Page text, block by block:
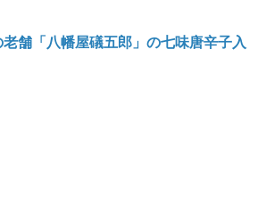
舗「八幡屋礒五郎」の七味唐辛子入